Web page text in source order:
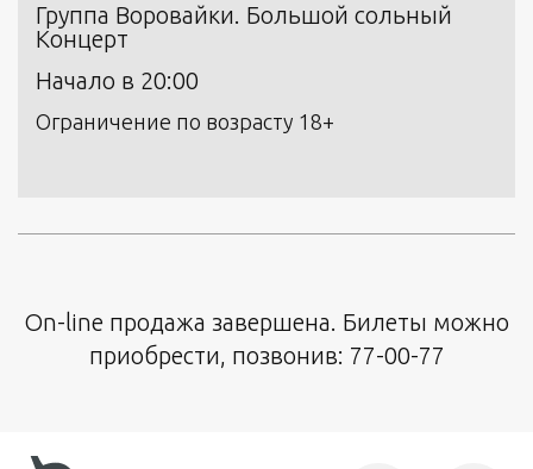
Группа Воровайки. Большой сольный
Концерт
Начало в 20:00
Ограничение по возрасту 18+
On-line продажа завершена. Билеты можно
приобрести, позвонив: 77-00-77